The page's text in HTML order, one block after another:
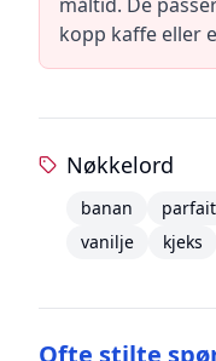
kopp kaffe eller
Nøkkelord
banan parfait
vanilje
kjeks
Ofte stilte